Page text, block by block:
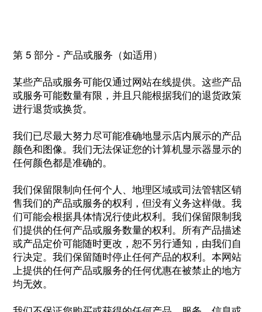
第 5 部分 - 产品或服务（如适用）
某些产品或服务可能仅通过网站在线提供。这些产品
或服务可能数量有限，并且只能根据我们的退货政策
进行退货或换货。
我们已尽最大努力尽可能准确地显示店内展示的产品
颜色和图像。我们无法保证您的计算机显示器显示的
任何颜色都是准确的。
我们保留限制向任何个人、地理区域或司法管辖区销
售我们的产品或服务的权利，但没有义务这样做。我
们可能会根据具体情况行使此权利。我们保留限制我
们提供的任何产品或服务数量的权利。所有产品描述
或产品定价可能随时更改，恕不另行通知，由我们自
行决定。我们保留随时停止任何产品的权利。本网站
上提供的任何产品或服务的任何优惠在被禁止的地方
均无效。